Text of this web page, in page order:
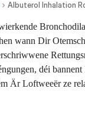
Albuterol Inhalation
wann Dir
déi
Är Loftweeër ze